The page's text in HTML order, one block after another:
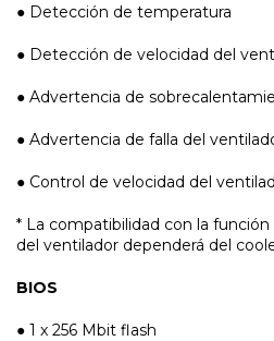
● Detección de temperatura
● Detección de velocidad del
● Advertencia de
● Advertencia de falla del
● Control de velocidad del
* La compatibilidad con la
del ventilador dependerá del
BIOS
● 1 x 256 Mbit flash